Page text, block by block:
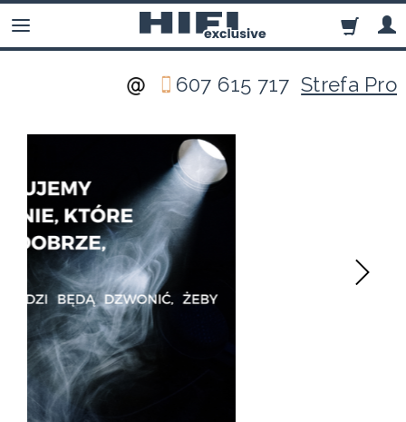
607 615 717Strefa Pro